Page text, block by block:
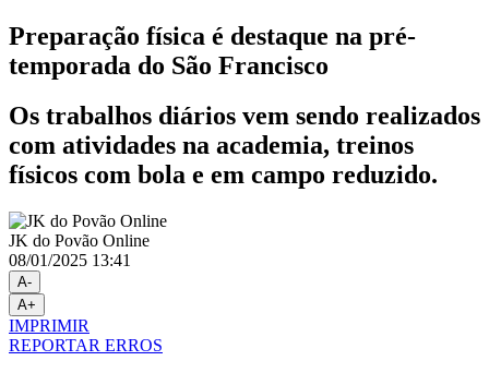
Preparação física é destaque na pré-
temporada do São Francisco
Os trabalhos diários vem sendo realizados
com atividades na academia, treinos
físicos com bola e em campo reduzido.
JK do Povão Online
08/01/2025 13:41
A-
A+
IMPRIMIR
REPORTAR ERROS